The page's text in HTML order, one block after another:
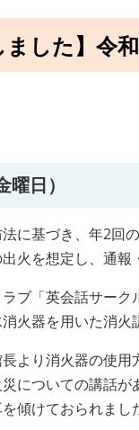
ました】令
日）
に基づき、年2回
火を想定し、通報
ブ「英会話サー
火器を用いた消火
より消火器の使
についての講話
傾けておられまし